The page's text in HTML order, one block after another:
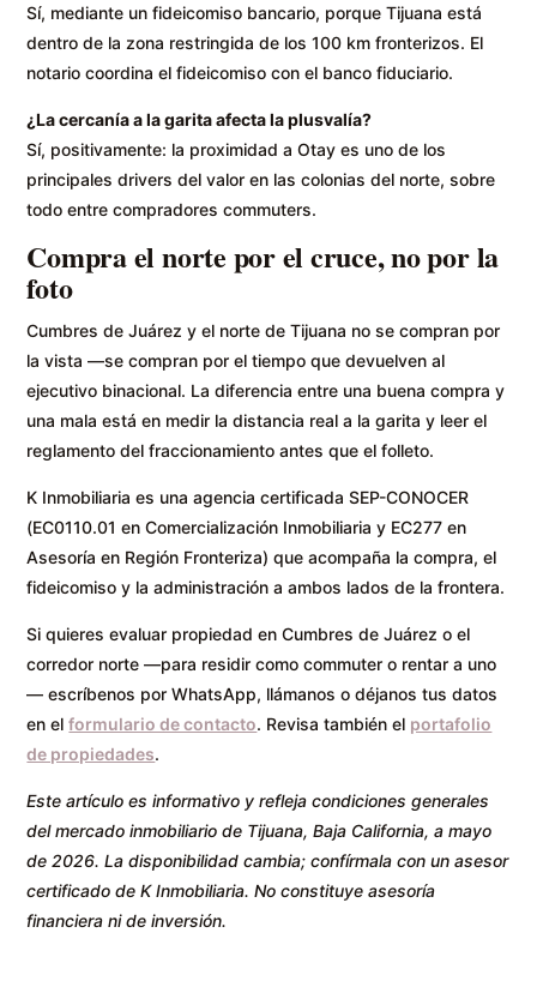
Sí, mediante un fideicomiso bancario, porque Tijuana está
dentro de la zona restringida de los 100 km fronterizos. El
notario coordina el fideicomiso con el banco fiduciario.
¿La cercanía a la garita afecta la plusvalía?
Sí, positivamente: la proximidad a Otay es uno de los
principales drivers del valor en las colonias del norte, sobre
todo entre compradores commuters.
Compra el norte por el cruce, no por la
foto
Cumbres de Juárez y el norte de Tijuana no se compran por
la vista —se compran por el tiempo que devuelven al
ejecutivo binacional. La diferencia entre una buena compra y
una mala está en medir la distancia real a la garita y leer el
reglamento del fraccionamiento antes que el folleto.
K Inmobiliaria es una agencia certificada SEP-CONOCER
(EC0110.01 en Comercialización Inmobiliaria y EC277 en
Asesoría en Región Fronteriza) que acompaña la compra, el
fideicomiso y la administración a ambos lados de la frontera.
Si quieres evaluar propiedad en Cumbres de Juárez o el
corredor norte —para residir como commuter o rentar a uno
— escríbenos por WhatsApp, llámanos o déjanos tus datos
en elformulario de contacto. Revisa también el portafolio
de propiedades.
Este artículo es informativo y refleja condiciones generales
del mercado inmobiliario de Tijuana, Baja California, a mayo
de 2026. La disponibilidad cambia; confírmala con un asesor
certificado de K Inmobiliaria. No constituye asesoría
financiera ni de inversión.